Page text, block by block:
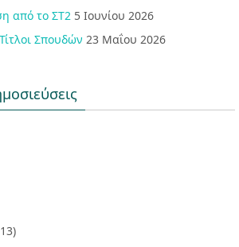
από το ΣΤ2 5 Ιουνίου 2026
Σπουδών 23 Μαΐου 2026